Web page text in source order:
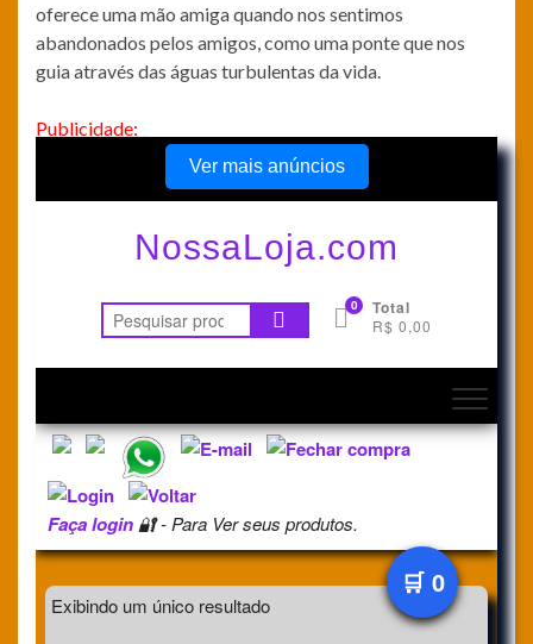
oferece uma mão amiga quando nos sentimos
abandonados pelos amigos, como uma ponte que nos
guia através das águas turbulentas da vida.
Publicidade: